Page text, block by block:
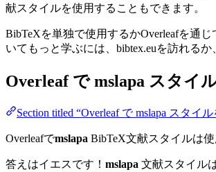
献スタイルを使用することもできます。
BibTeXを単独で使用するかOverleafを通
いてもっと学ぶには、bibtex.euを訪れる
Overleaf でmslapa スタイ
Section titled “Overleaf で mslapa スタイ
Overleafでmslapa BibTeX文献スタイルは
答えはイエスです！ mslapa 文献スタイル